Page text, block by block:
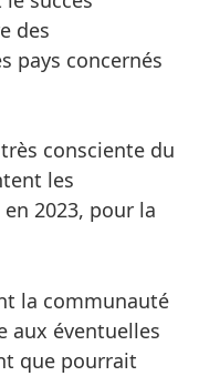
des
pays concernés
consciente du
les
2023, pour la
la communauté
aux éventuelles
que pourrait